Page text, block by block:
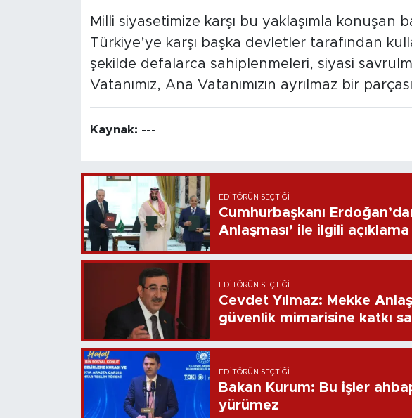
Milli siyasetimize karşı bu yaklaşımla konuşan
Türkiye’ye karşı başka devletler tarafından
şekilde defalarca sahiplenmeleri, siyasi
Vatanımız, Ana Vatanımızın ayrılmaz bir
Kaynak: ---
EDITÖRÜN SEÇTIĞI
Cumhurbaşkanı
Anlaşması’ ile ilgili açıklama
EDITÖRÜN SEÇTIĞI
Cevdet Yılmaz: Mekke
güvenlik mimarisine katkı
EDITÖRÜN SEÇTIĞI
Bakan Kurum: Bu işler
yürümez